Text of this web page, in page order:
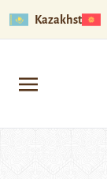
Kazakhstan